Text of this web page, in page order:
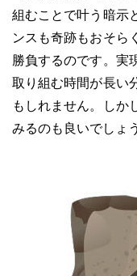
組むことで叶う暗示
ンスも奇跡もおそら
勝負するのです。実
取り組む時間が長い
もしれません。しか
みるのも良いでしょ